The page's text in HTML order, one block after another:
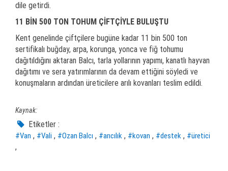
dile getirdi.
11 BİN 500 TON TOHUM ÇİFTÇİYLE BULUŞTU
Kent genelinde çiftçilere bugüne kadar 11 bin 500 ton
sertifikalı buğday, arpa, korunga, yonca ve fiğ tohumu
dağıtıldığını aktaran Balcı, tarla yollarının yapımı, kanatlı hayvan
dağıtımı ve sera yatırımlarının da devam ettiğini söyledi ve
konuşmaların ardından üreticilere arılı kovanları teslim edildi.
Kaynak:
Etiketler :
#Van , #Vali , #Ozan Balcı , #arıcılık , #kovan , #destek , #üretici
,